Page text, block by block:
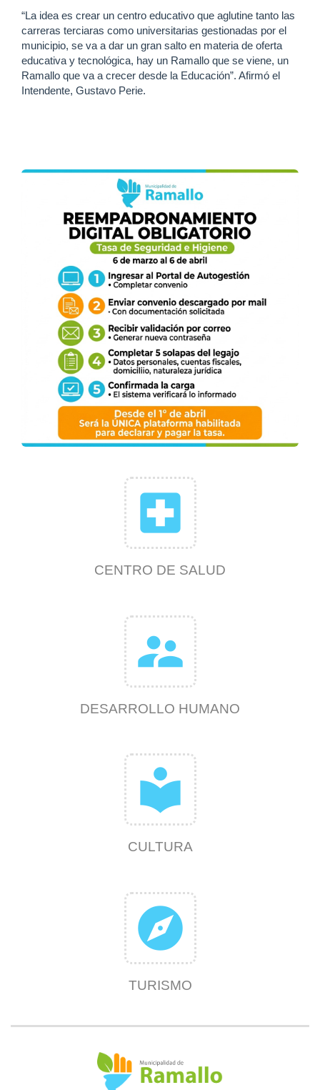
“La idea es crear un centro educativo que aglutine tanto las
carreras terciaras como universitarias gestionadas por el
municipio, se va a dar un gran salto en materia de oferta
educativa y tecnológica, hay un Ramallo que se viene, un
Ramallo que va a crecer desde la Educación”. Afirmó el
Intendente, Gustavo Perie.
local_hospital
CENTRO DE SALUD
supervisor_account
DESARROLLO HUMANO
local_library
CULTURA
explore
TURISMO